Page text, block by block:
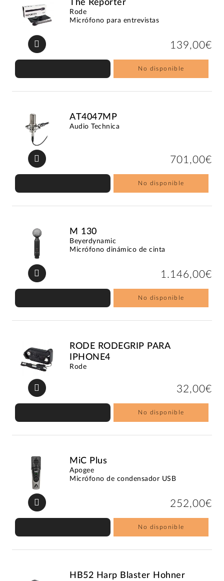
The Reporter
Rode
Micrófono para entrevistas
139,00€
No disponible
AT4047MP
Audio Technica
701,00€
No disponible
M 130
Beyerdynamic
Micrófono dinámico de cinta
1.146,00€
No disponible
RODE RODEGRIP PARA
IPHONE4
Rode
32,00€
No disponible
MiC Plus
Apogee
Micrófono de condensador USB
252,00€
No disponible
HB52 Harp Blaster Hohner